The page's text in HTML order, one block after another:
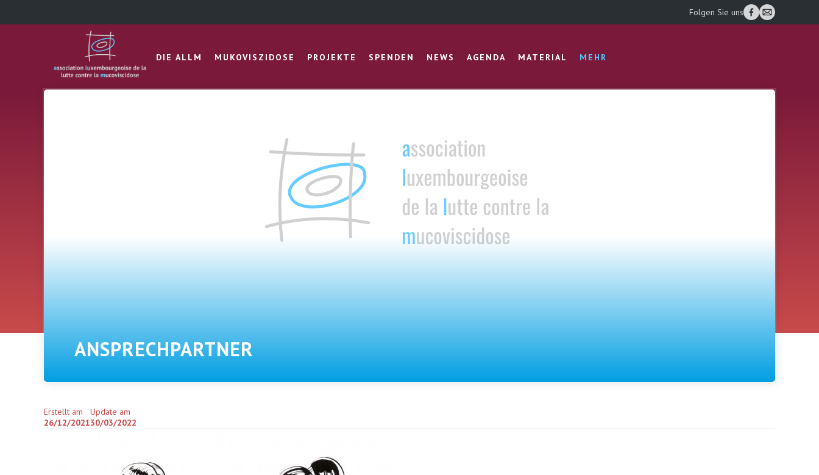
Folgen Sie uns
DIE ALLM MUKOVISZIDOSE PROJEKTE SPENDEN NEWS AGENDA MATERIAL MEHR
ANSPRECHPARTNER
Erstellt am
26/12/2021
Update am
30/03/2022